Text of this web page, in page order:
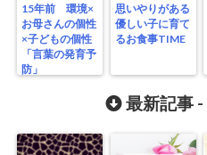
15年前 環境×
お母さんの個性
×子どもの個性
「言葉の発育予
防」
思いやりがある
優しい子に育て
るお食事TIME
最新記事 -